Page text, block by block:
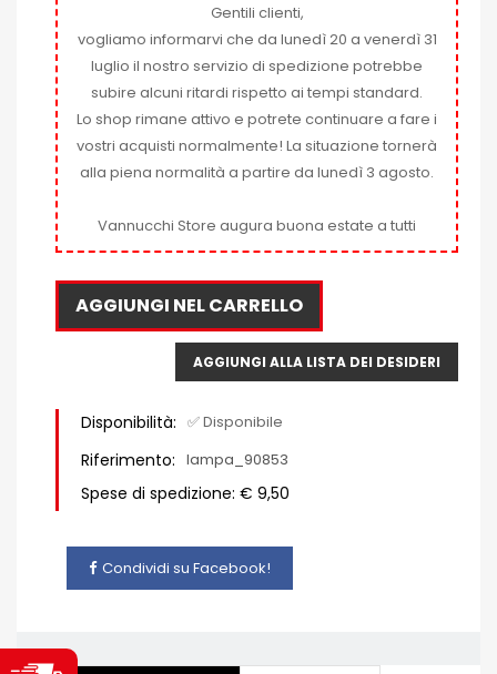
Gentili clienti,
vogliamo informarvi che da lunedì 20 a venerdì 31
luglio il nostro servizio di spedizione potrebbe
subire alcuni ritardi rispetto ai tempi standard.
Lo shop rimane attivo e potrete continuare a fare i
vostri acquisti normalmente! La situazione tornerà
alla piena normalità a partire da lunedì 3 agosto.
Vannucchi Store augura buona estate a tutti
AGGIUNGI NEL CARRELLO
AGGIUNGI ALLA LISTA DEI DESIDERI
Disponibilità: ✅ Disponibile
Riferimento: lampa_90853
Spese di spedizione: € 9,50
Condividi su Facebook!